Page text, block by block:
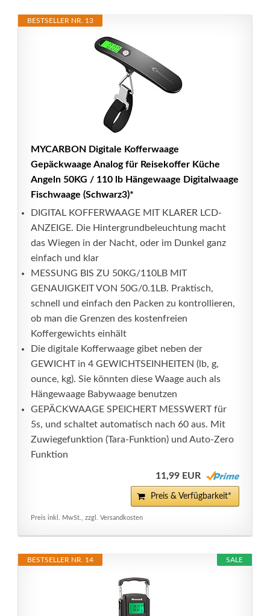
BESTSELLER NR. 13
MYCARBON Digitale Kofferwaage
Gepäckwaage Analog für Reisekoffer Küche
Angeln 50KG / 110 lb Hängewaage Digitalwaage
Fischwaage (Schwarz3)*
DIGITAL KOFFERWAAGE MIT KLARER LCD-
ANZEIGE. Die Hintergrundbeleuchtung macht
das Wiegen in der Nacht, oder im Dunkel ganz
einfach und klar
MESSUNG BIS ZU 50KG/110LB MIT
GENAUIGKEIT VON 50G/0.1LB. Praktisch,
schnell und einfach den Packen zu kontrollieren,
ob man die Grenzen des kostenfreien
Koffergewichts einhält
Die digitale Kofferwaage gibet neben der
GEWICHT in 4 GEWICHTSEINHEITEN (lb, g,
ounce, kg). Sie könnten diese Waage auch als
Hängewaage Babywaage benutzen
GEPÄCKWAAGE SPEICHERT MESSWERT für
5s, und schaltet automatisch nach 60 aus. Mit
Zuwiegefunktion (Tara-Funktion) und Auto-Zero
Funktion
11,99 EUR
Preis & Verfügbarkeit*
Preis inkl. MwSt., zzgl. Versandkosten
SALE
BESTSELLER NR. 14